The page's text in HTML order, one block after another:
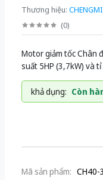
Thương hiệu:
(0)
Motor giảm tốc Chân
suất 5HP (3,7kW) và
khả dụng: Còn
Mã sản phẩm: CH40-